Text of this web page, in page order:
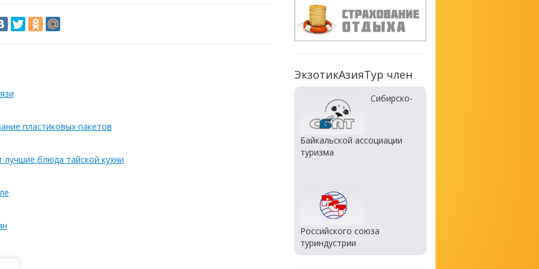
пластиковых пакетов
лучшие блюда тайской кухни
ЭкзотикАзияТур член
Сибирско-
Байкальской ассоциации
туризма
Российского союза
туриндустрии